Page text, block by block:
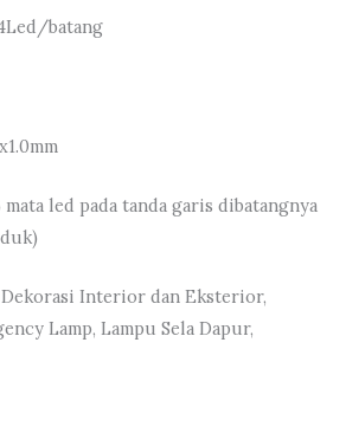
batang
led pada tanda garis dibatangnya
Interior dan Eksterior,
Lamp, Lampu Sela Dapur,